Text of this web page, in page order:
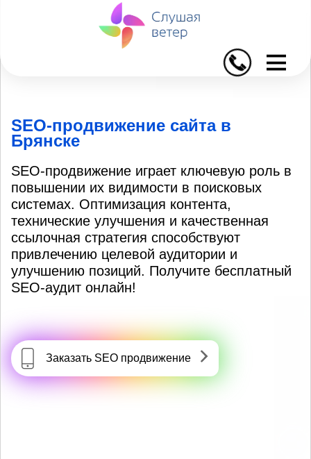
I
SEO-продвижение сайта в
Брянске
SEO-продвижение играет ключевую роль в
повышении их видимости в поисковых
системах. Оптимизация контента,
технические улучшения и качественная
ссылочная стратегия способствуют
привлечению целевой аудитории и
улучшению позиций. Получите бесплатный
SEO-аудит онлайн!
Заказать SEO продвижение